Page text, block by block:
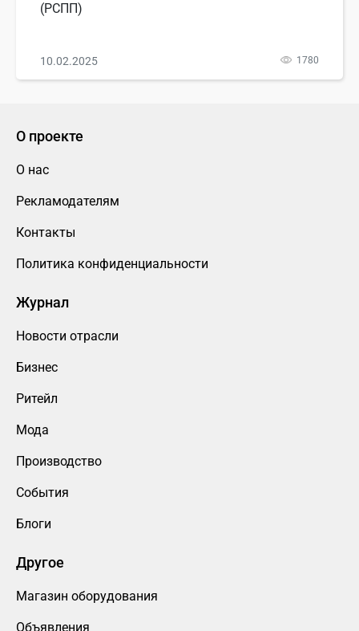
(РСПП)
10.02.2025 1780
О проекте
О нас
Рекламодателям
Контакты
Политика конфиденциальности
Журнал
Новости отрасли
Бизнес
Ритейл
Мода
Производство
События
Блоги
Другое
Магазин оборудования
Объявления